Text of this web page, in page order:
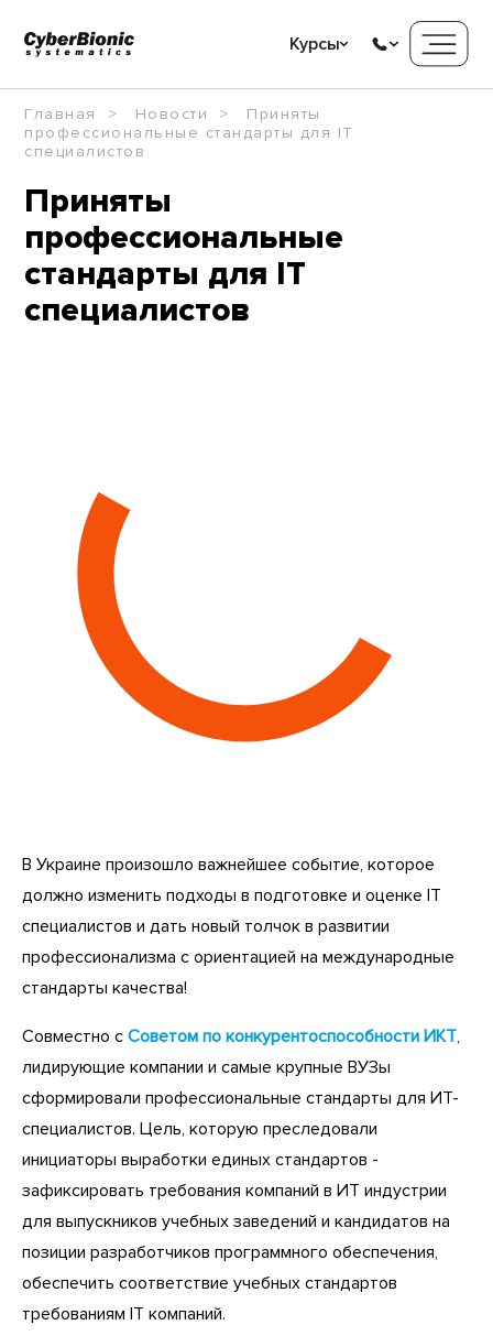
Курсы
Главная Новости
Приняты
профессиональные стандарты для IT
специалистов
Приняты
профессиональные
стандарты для IT
специалистов
В Украине произошло важнейшее событие, которое
должно изменить подходы в подготовке и оценке IT
специалистов и дать новый толчок в развитии
профессионализма с ориентацией на международные
стандарты качества!
Совместно с Советом по конкурентоспособности ИКТ,
лидирующие компании и самые крупные ВУЗы
сформировали профессиональные стандарты для ИТ-
специалистов. Цель, которую преследовали
инициаторы выработки единых стандартов -
зафиксировать требования компаний в ИТ индустрии
для выпускников учебных заведений и кандидатов на
позиции разработчиков программного обеспечения,
обеспечить соответствие учебных стандартов
требованиям IT компаний.